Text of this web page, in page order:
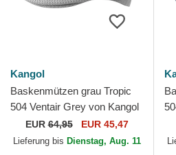
Kangol
Baskenmützen grau Tropic
504 Ventair Grey von Kangol
EUR64,95 EUR 45,47
Lieferung bis Dienstag, Aug. 11